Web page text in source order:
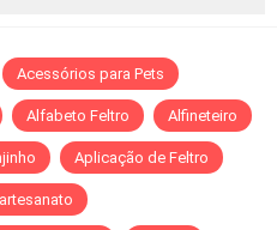
Acessórios para Pets
Alfabeto Feltro Alfineteiro
Aplicação de Feltro
artesanato